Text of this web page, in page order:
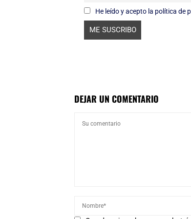
He leído y acepto la política de
DEJAR UN COMENTARIO